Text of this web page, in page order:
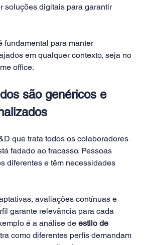
soluções digitais para garantir
fundamental para manter
em qualquer contexto, seja no
office.
são genéricos e
que trata todos os colaboradores
fadado ao fracasso. Pessoas
diferentes e têm necessidades
avaliações contínuas e
garante relevância para cada
é a análise de estilo de
como diferentes perfis demandam